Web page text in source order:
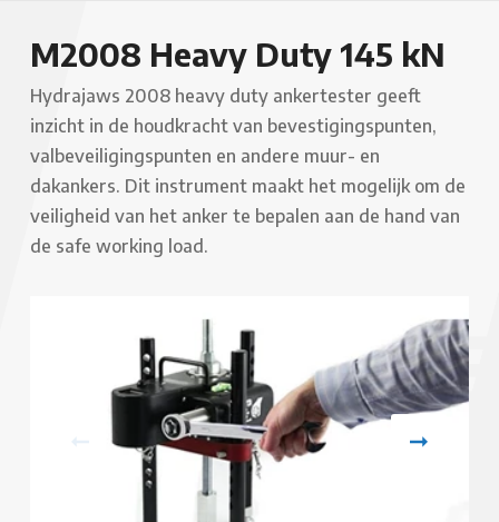
M2008 Heavy Duty 145 kN
Hydrajaws 2008 heavy duty ankertester geeft
inzicht in de houdkracht van bevestigingspunten,
valbeveiligingspunten en andere muur- en
dakankers. Dit instrument maakt het mogelijk om de
veiligheid van het anker te bepalen aan de hand van
de safe working load.